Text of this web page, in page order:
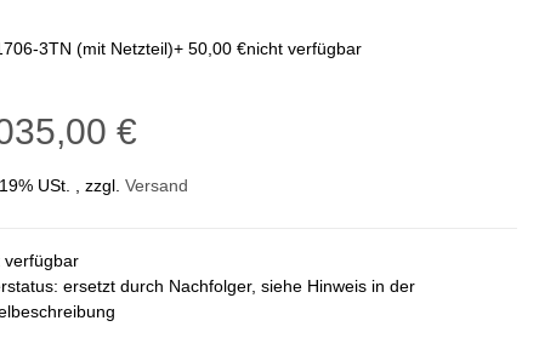
3TN (mit Netzteil)+ 50,00 €nicht verfügbar
€
USt. , zzgl. Versand
verfügbar
ersetzt durch Nachfolger, siehe Hinweis in der